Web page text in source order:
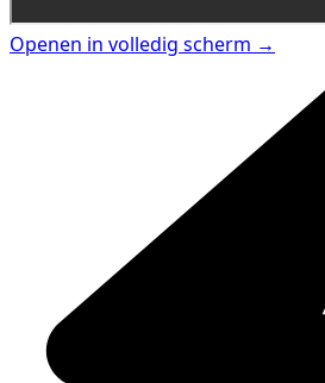
Openen in volledig scherm →